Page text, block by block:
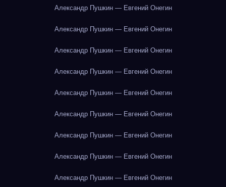
Александр Пушкин — Евгений Онегин
Александр Пушкин — Евгений Онегин
Александр Пушкин — Евгений Онегин
Александр Пушкин — Евгений Онегин
Александр Пушкин — Евгений Онегин
Александр Пушкин — Евгений Онегин
Александр Пушкин — Евгений Онегин
Александр Пушкин — Евгений Онегин
Александр Пушкин — Евгений Онегин